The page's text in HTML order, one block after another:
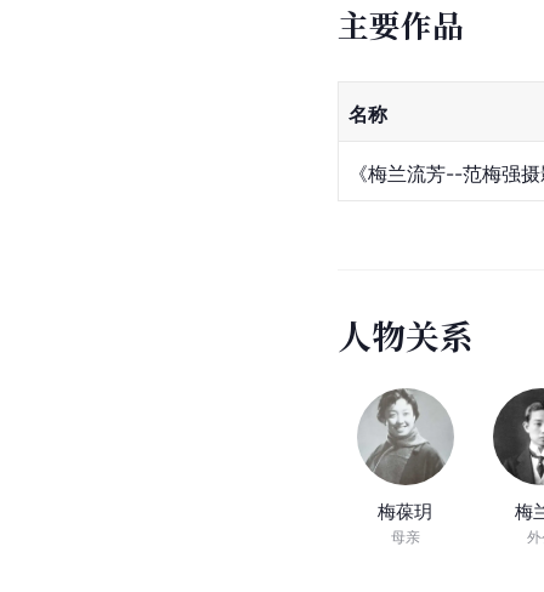
主要作品
名称
《梅兰流芳--范梅强
人物关系
梅葆玥
母亲
梅